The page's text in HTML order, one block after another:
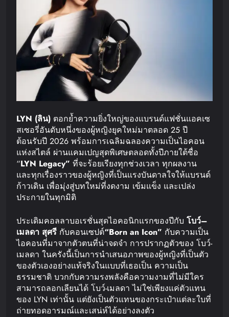
LYN (ลิน) ตอกย้ำความยิ่งใหญ่ของแบรนด์แฟชั่นแอคเซ
สเซอรี่อันดับหนึ่งของผู้หญิงยุคใหม่มาตลอด 25 ปี
ต้อนรับปี 2026 พร้อมการเฉลิมฉลองความเป็นไอคอน
แห่งสไตล์ ผ่านแคมเปญสุดพิเศษตลอดทั้งปีภายใต้ชื่อ
“LYN Legacy” ที่จะร้อยเรียงทุกช่วงเวลา ทุกผลงาน
และทุกเรื่องราวของผู้หญิงที่เป็นแรงบันดาลใจให้แบรนด์
ก้าวเดิน เพื่อมุ่งสู่บทใหม่ที่งดงาม เข้มแข็ง และเปล่ง
ประกายในทุกมิติ
ประเดิมคอลลาบอเรชั่นสุดไอคอนิกแรกของปีกับ โบว์–
เมลดา สุศรี กับคอนเซปต์“Born an Icon” กับความเป็น
ไอคอนที่มาจากตัวตนที่น่าจดจำ การปรากฏตัวของ โบว์-
เมลดา ในครังนี้เป็นการนำเสนอภาพของผู้หญิงที่เป็นตัว
ของตัวเองอย่างแท้จริงในแบบที่เธอเป็น ความเป็น
ธรรมชาติ บวกกับความรงพลังคือความงามที่ไม่มีใคร
สามารถลอกเลียนได้ โบว์-เมลดา ไม่ใช่เพียงแค่ตัวแทน
ของ LYN เท่านั้น แต่ยังเป็นตัวแทนของกระเป๋าแต่ละใบที่
ถ่ายทอดอารมณ์และเสน่ห์ได้อย่างลงตัว